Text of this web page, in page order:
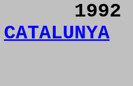
CATALUNYA